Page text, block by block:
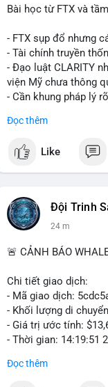
Bài học từ FTX và
- FTX sụp đổ nhưng
- Tài chính truyền
- Đạo luật CLARITY
viện Mỹ chưa thông
- Cần khung pháp lý
#binancesquare
$btc $eth
📰 Nguồn: CoinDesk
Đọc thêm
Like
Đội Trinh
24 m
🚨 CẢNH BÁO
Chi tiết giao dịch:
- Mã giao dịch:
- Khối lượng di
- Giá trị ước tính:
- Thời gian: 14:19:51
Nhận định phân tích
Đọc thêm